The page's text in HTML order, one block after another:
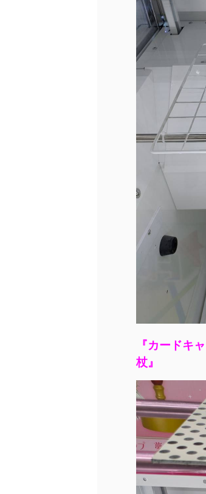
『カード
杖』